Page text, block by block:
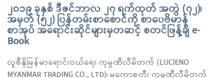
၂၀၁၉ ခုနှစ် ဒီဇင်ဘာလ ၂၇ ရက်ထုတ် အတွဲ (၇၂)၊
အမှတ် (၅၂) ပြန်တမ်းစာစောင်ကို စာပေဗိမာန်
စာအုပ် အရောင်းဆိုင်များမှတဆင့် စတင်ဖြန့်ချိ e-
Book
လူစီနိုမြန်မာရောင်းဝယ်ရေး ကုမ္ပဏီလီမိတက် (LUCIENO
MYANMAR TRADING CO., LTD)၊ မကောစတီး ကုမ္ပဏီလီမိတက်